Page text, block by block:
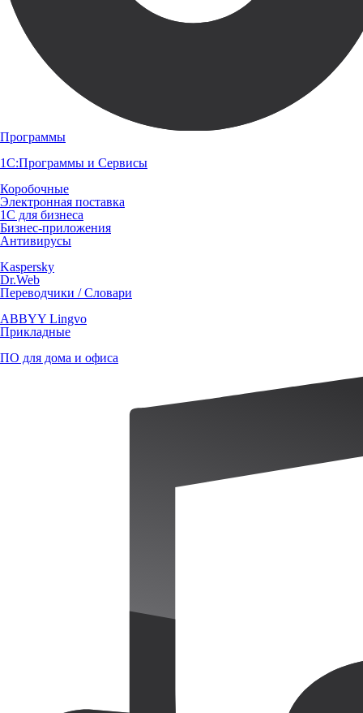
Программы
1С:Программы и Сервисы
Коробочные
Электронная поставка
1С для бизнеса
Бизнес-приложения
Антивирусы
Kaspersky
Dr.Web
Переводчики / Словари
ABBYY Lingvo
Прикладные
ПО для дома и офиса